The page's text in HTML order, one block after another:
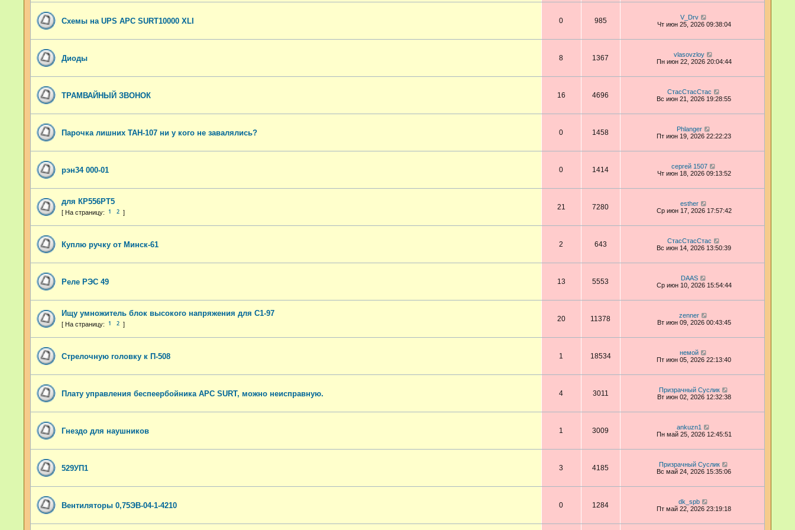
Схемы на UPS APC SURT10000 XLI 0 985
V_Drv
Чт июн 25, 2026 09:38:04
Диоды 8 1367
vlasovzloy
Пн июн 22, 2026 20:04:44
ТРАМВАЙНЫЙ ЗВОНОК 16 4696
СтасСтасСтас
Вс июн 21, 2026 19:28:55
Парочка лишних ТАН-107 ни у кого не завалялись? 0 1458
Phlanger
Пт июн 19, 2026 22:22:23
рэн34 000-01 0 1414
сергей 1507
Чт июн 18, 2026 09:13:52
для КР556РТ5
1 2
21 7280
esther
Ср июн 17, 2026 17:57:42
Куплю ручку от Минск-61 2 643
СтасСтасСтас
Вс июн 14, 2026 13:50:39
Реле РЭС 49 13 5553
DAAS
Ср июн 10, 2026 15:54:44
Ищу умножитель блок высокого напряжения для С1-97
1 2
20 11378
zenner
Вт июн 09, 2026 00:43:45
Стрелочную головку к П-508 1 18534
немой
Пт июн 05, 2026 22:13:40
Плату управления беспеербойника APC SURT, можно неисправную. 4 3011
Призрачный Суслик
Вт июн 02, 2026 12:32:38
Гнездо для наушников 1 3009
ankuzn1
Пн май 25, 2026 12:45:51
529УП1 3 4185
Призрачный Суслик
Вс май 24, 2026 15:35:06
Вентиляторы 0,75ЭВ-04-1-4210 0 1284
dk_spb
Пт май 22, 2026 23:19:18